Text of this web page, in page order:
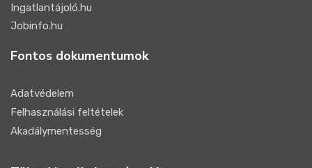
Ingatlantájoló.hu
Jobinfo.hu
Fontos dokumentumok
Adatvédelem
Felhasználási feltételek
Akadálymentesség